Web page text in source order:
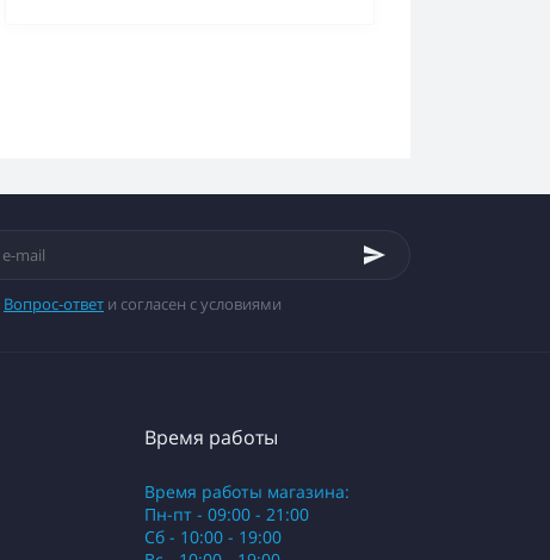
Вопрос-ответ и согласен с условиями
Время работы
Время работы магазина:
Пн-пт - 09:00 - 21:00
Сб - 10:00 - 19:00